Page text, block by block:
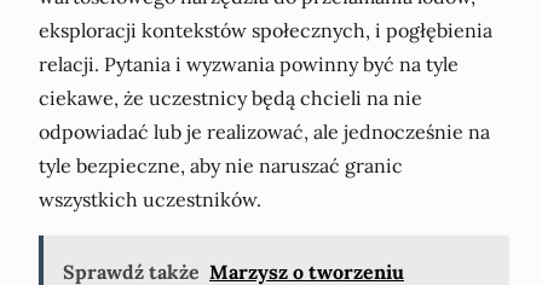
eksploracji kontekstów społecznych, i pogłębienia
relacji. Pytania i wyzwania powinny być na tyle
ciekawe, że uczestnicy będą chcieli na nie
odpowiadać lub je realizować, ale jednocześnie na
tyle bezpieczne, aby nie naruszać granic
wszystkich uczestników.
Sprawdź także Marzysz o tworzeniu